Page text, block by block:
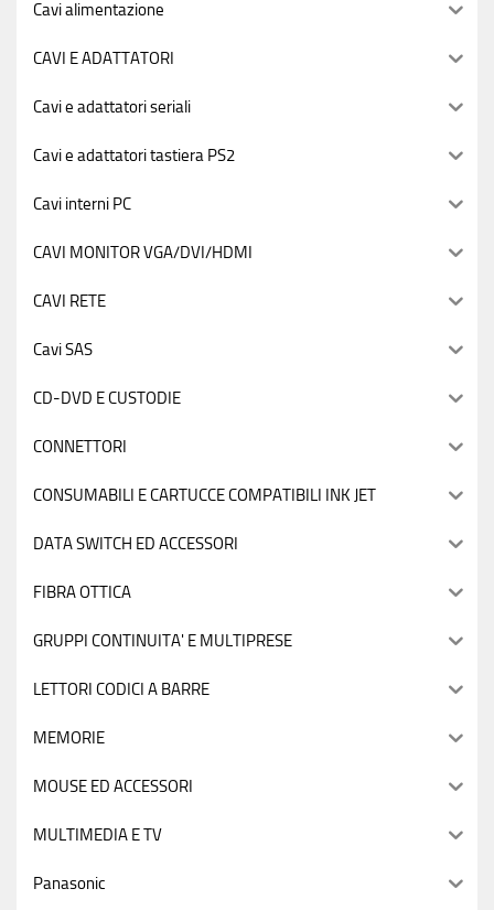
Cavi alimentazione
CAVI E ADATTATORI
Cavi e adattatori seriali
Cavi e adattatori tastiera PS2
Cavi interni PC
CAVI MONITOR VGA/DVI/HDMI
CAVI RETE
Cavi SAS
CD-DVD E CUSTODIE
CONNETTORI
CONSUMABILI E CARTUCCE COMPATIBILI INK JET
DATA SWITCH ED ACCESSORI
FIBRA OTTICA
GRUPPI CONTINUITA' E MULTIPRESE
LETTORI CODICI A BARRE
MEMORIE
MOUSE ED ACCESSORI
MULTIMEDIA E TV
Panasonic